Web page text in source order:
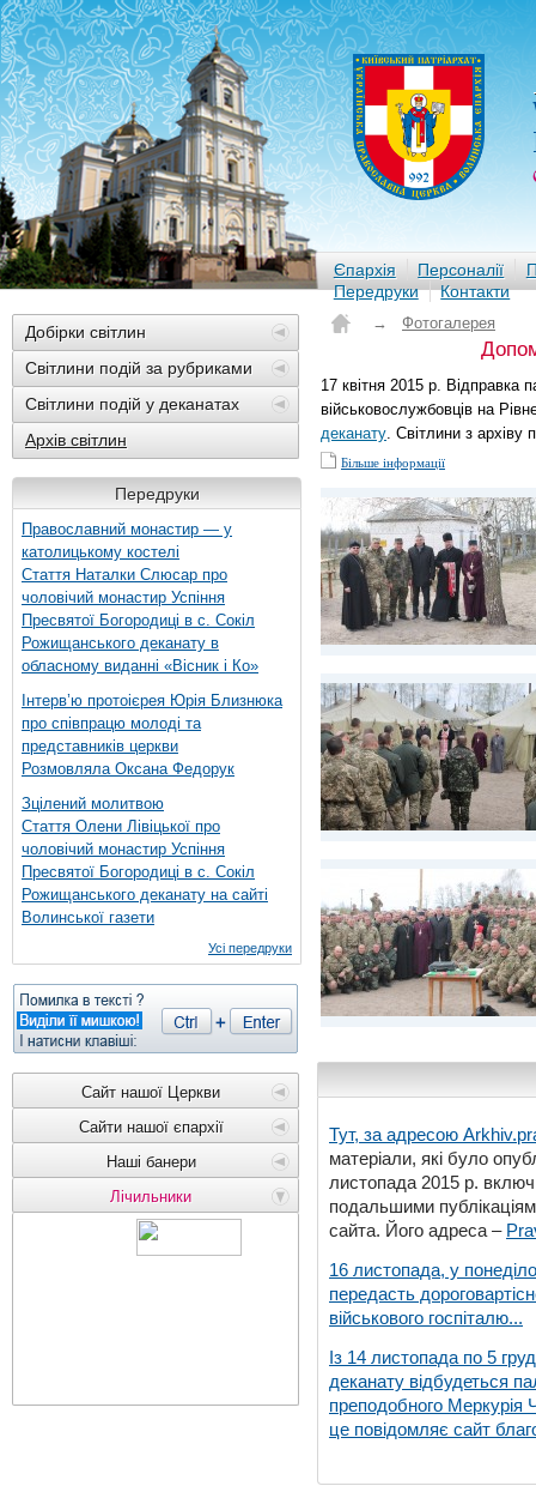
Єпархія Персоналії
Передруки
Контакти
Добірки світлин
Світлини подій за рубриками
Світлини подій у деканатах
Архів світлин
Передруки
Православний монастир — у
католицькому костелі
Стаття Наталки Слюсар про
чоловічий монастир Успіння
Пресвятої Богородиці в с. Сокіл
Рожищанського деканату в
обласному виданні «Вісник і Ко»
Інтерв’ю протоієрея Юрія Близнюка
про співпрацю молоді та
представників церкви
Розмовляла Оксана Федорук
Зцілений молитвою
Стаття Олени Лівіцької про
чоловічий монастир Успіння
Пресвятої Богородиці в с. Сокіл
Рожищанського деканату на сайті
Волинської газети
Усі передруки
Сайт нашої Церкви
Сайти нашої єпархії
Наші банери
Лічильники
→ Фотогалерея
17 квітня 2015 р. Відправка
військовослужбовців на
деканату. Світлини з архіву
Більше інформації
Тут, за адресою
матеріали, які було
листопада 2015 р.
подальшими
сайта. Його адреса –
16 листопада, у
передасть
військового госпіталю...
Із 14 листопада по 5
деканату відбудеться
преподобного Меркурія
це повідомляє сайт